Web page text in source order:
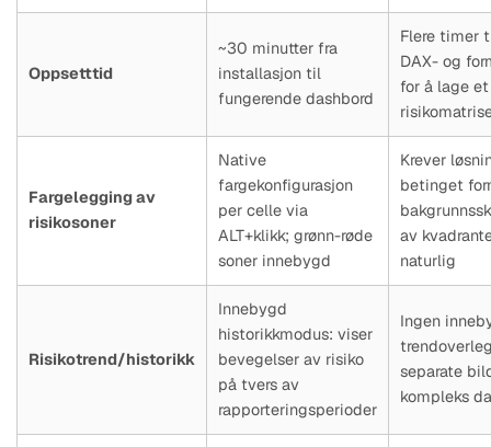
Oppsetttid
~30 minutter fra
installasjon til
fungerende dashbord
Flere timer
DAX- og
for å lage
Fargelegging av
risikosoner
Native
fargekonfigurasjon
per celle via
ALT+klikk; grønn-røde
soner innebygd
Krever
betinget
av
naturlig
Risikotrend/historikk
Innebygd
historikkmodus: viser
bevegelser av risiko
på tvers av
rapporteringsperioder
Ingen
separate
kompleks